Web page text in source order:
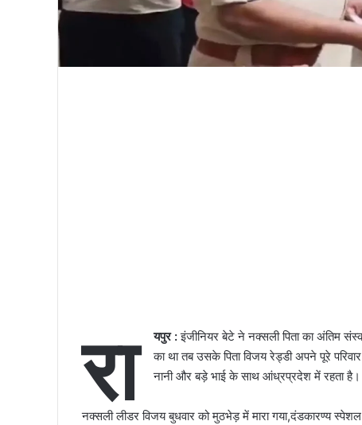
रा यपुर :इंजीनियर बेटे ने नक्सली पिता का अंतिम
का था तब उसके पिता विजय रेड्डी अपने पूरे
नानी और बड़े भाई के साथ आंध्रप्रदेश में रहता है।
नक्सली लीडर विजय बुधवार को मुठभेड़ में मारा गया,दंडकारण्य